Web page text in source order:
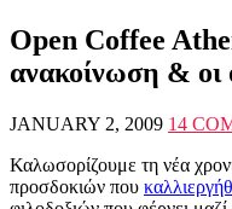
Open Coffee
ανακοίνωση & οι
JANUARY 2, 2009 14
Καλωσορίζουμε τη νέα
προσδοκιών που